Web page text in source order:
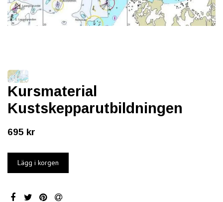
Kursmaterial
Kustskepparutbildningen
695 kr